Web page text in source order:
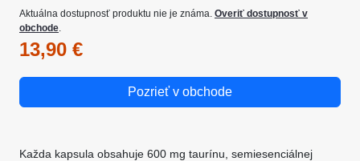
Aktuálna dostupnosť produktu nie je známa. Overiť dostupnosť v
obchode.
13,90 €
Pozrieť v obchode
Každa kapsula obsahuje 600 mg taurínu, semiesenciálnej